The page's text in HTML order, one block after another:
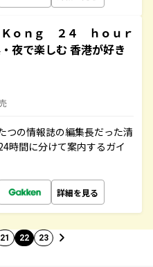
ｏｎｇ ２４ ｈｏｕｒ
夜で楽しむ 香港が好き
つの情報誌の編集長だった清
時間に分けて案内するガイ
詳細を見る
21 22 23